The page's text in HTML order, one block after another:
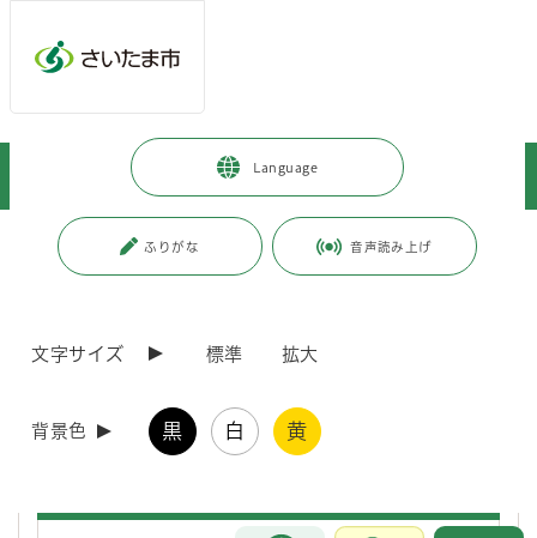
Language
ふりがな 音声読み上げ
文字サイズ 標準 拡大
背景色 黒 白 黄
お問合せ
子育て・教育 > 教育 > 教育委員会
教育委員会の方針・計画
ページ番号：J001749